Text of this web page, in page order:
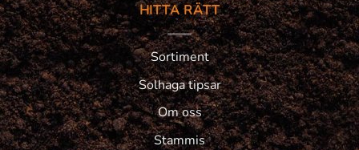
HITTA RÄTT
Sortiment
Solhaga tipsar
Om oss
Stammis